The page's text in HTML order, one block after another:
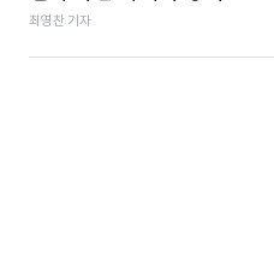
최영찬 기자